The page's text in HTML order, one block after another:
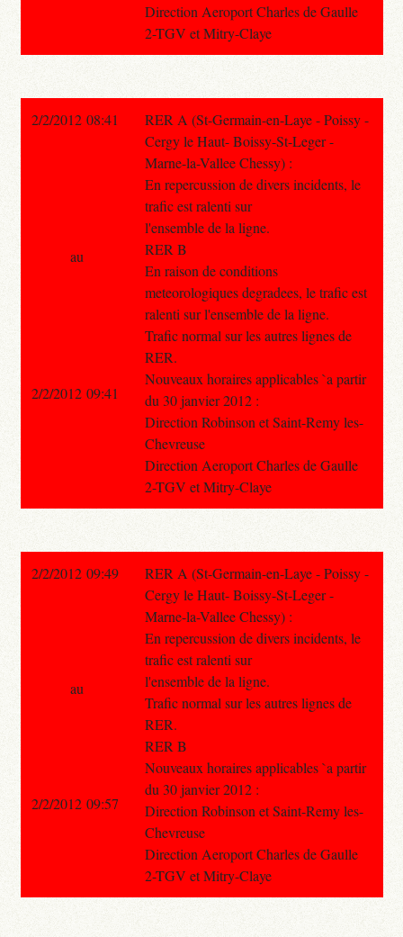
Direction Aeroport Charles de Gaulle
2-TGV et Mitry-Claye
2/2/2012 08:41
RER A (St-Germain-en-Laye - Poissy -
Cergy le Haut- Boissy-St-Leger -
Marne-la-Vallee Chessy) :
En repercussion de divers incidents, le
trafic est ralenti sur
l'ensemble de la ligne.
RER B
En raison de conditions
meteorologiques degradees, le trafic est
ralenti sur l'ensemble de la ligne.
Trafic normal sur les autres lignes de
RER.
Nouveaux horaires applicables `a partir
du 30 janvier 2012 :
Direction Robinson et Saint-Remy les-
Chevreuse
Direction Aeroport Charles de Gaulle
2-TGV et Mitry-Claye
au
2/2/2012 09:41
2/2/2012 09:49
RER A (St-Germain-en-Laye - Poissy -
Cergy le Haut- Boissy-St-Leger -
Marne-la-Vallee Chessy) :
En repercussion de divers incidents, le
trafic est ralenti sur
l'ensemble de la ligne.
Trafic normal sur les autres lignes de
RER.
RER B
Nouveaux horaires applicables `a partir
du 30 janvier 2012 :
Direction Robinson et Saint-Remy les-
Chevreuse
Direction Aeroport Charles de Gaulle
2-TGV et Mitry-Claye
au
2/2/2012 09:57